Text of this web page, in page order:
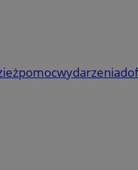
pomocwydarzenia